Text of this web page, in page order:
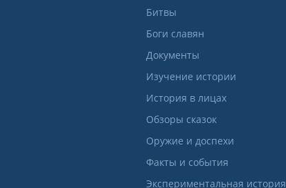
Битвы
Боги славян
Документы
Изучение истории
История в лицах
Обзоры сказок
Оружие и доспехи
Факты и события
Экспериментальная история